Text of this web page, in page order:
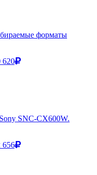
форматы
620
SNC-CX600W.
656